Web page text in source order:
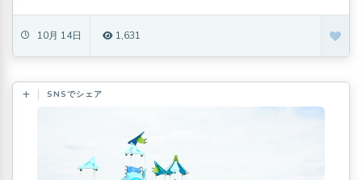
10月 14日 1,631
SNSでシェア